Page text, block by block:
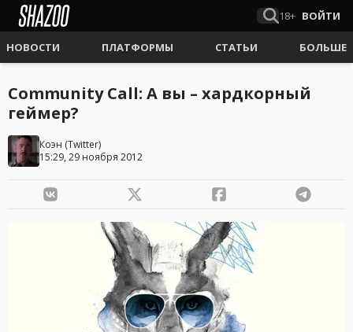
18+ ВОЙТИ
НОВОСТИ ПЛАТФОРМЫ СТАТЬИ БОЛЬШЕ
Community Call: А вы – хардкорный
геймер?
Коэн (Twitter)
15:29, 29 ноября 2012